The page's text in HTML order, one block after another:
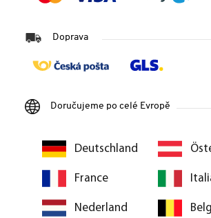
Doprava
Doručujeme po celé Evropě
Deutschland
France
Nederland